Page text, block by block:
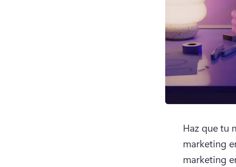
Haz que tu
marketing
marketing